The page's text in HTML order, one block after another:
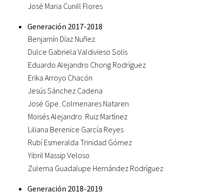
José Maria Cunill Flores
Generación 2017-2018
Benjamín Díaz Nuñez
Dulce Gabriela Valdivieso Solis
Eduardo Alejandro Chong Rodríguez
Erika Arroyo Chacón
Jesús Sánchez Cadena
José Gpe. Colmenares Nataren
Moisés Alejandro Ruiz Martínez
Liliana Berenice García Reyes
Rubí Esmeralda Trinidad Gómez
Yibril Massip Veloso
Zulema Guadalupe Hernández Rodríguez
Generación 2018-2019